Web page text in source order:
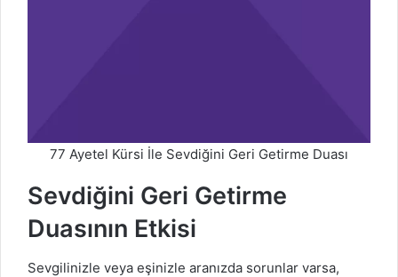
77 Ayetel Kürsi İle Sevdiğini Geri Getirme Duası
Sevdiğini Geri Getirme
Duasının Etkisi
Sevgilinizle veya eşinizle aranızda sorunlar varsa,